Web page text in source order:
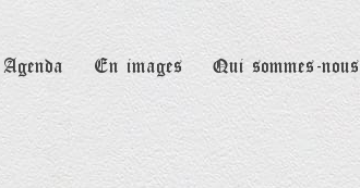
Agenda En images Qui sommes-nous